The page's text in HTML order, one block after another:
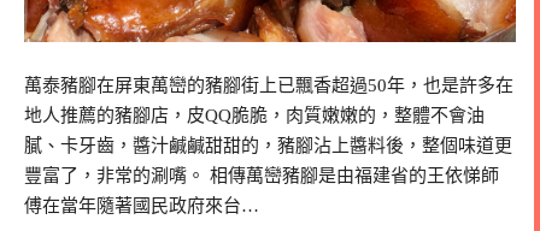
萬泰豬腳在屏東萬巒的豬腳街上已飄香超過50年，也是許多在
地人推薦的豬腳店，皮QQ脆脆，肉質嫩嫩的，整體不會油
膩、卡牙齒，醬汁鹹鹹甜甜的，豬腳沾上醬料後，整個味道更
豐富了，非常的涮嘴。 相傳萬巒豬腳是由福建省的王依悌師
傅在當年隨著國民政府來台…